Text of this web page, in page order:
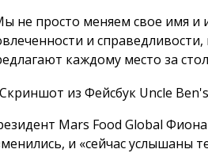
не просто меняем свое имя
и
каждому место за
Mars Food Global
и «сейчас услышаны